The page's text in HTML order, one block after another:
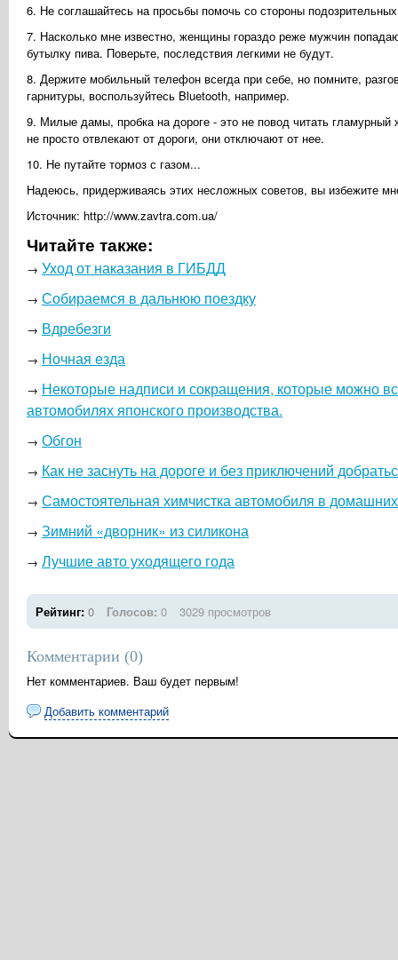
6. Не соглашайтесь на просьбы помочь со стороны
7. Насколько мне известно, женщины гораздо реже мужчин
бутылку пива. Поверьте, последствия легкими не будут.
8. Держите мобильный телефон всегда при себе, но помните,
гарнитуры, воспользуйтесь Bluetooth, например.
9. Милые дамы, пробка на дороге - это не повод читать
не просто отвлекают от дороги, они отключают от нее.
10. Не путайте тормоз с газом...
Надеюсь, придерживаясь этих несложных советов, вы избежите
Источник: http://www.zavtra.com.ua/
Читайте также:
→ Уход от наказания в ГИБДД
→ Собираемся в дальнюю поездку
→ Вдребезги
→ Ночная езда
→ Некоторые надписи и сокращения, которые можно
автомобилях японского производства.
→ Обгон
→ Как не заснуть на дороге и без приключений
→ Самостоятельная химчистка автомобиля в
→ Зимний «дворник» из силикона
→ Лучшие авто уходящего года
Рейтинг: 0 Голосов: 0 3029 просмотров
Комментарии (0)
Нет комментариев. Ваш будет первым!
Добавить комментарий